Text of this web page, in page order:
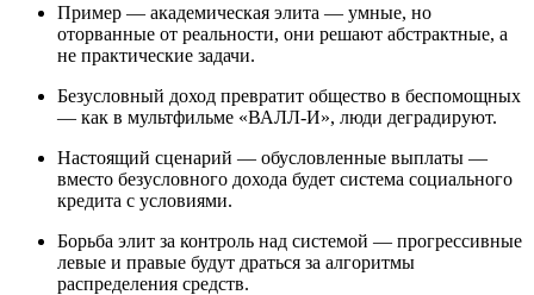
Пример — академическая элита — умные, но
оторванные от реальности, они решают абстрактные, а
не практические задачи.
Безусловный доход превратит общество в беспомощных
— как в мультфильме «ВАЛЛ-И», люди деградируют.
Настоящий сценарий — обусловленные выплаты —
вместо безусловного дохода будет система социального
кредита с условиями.
Борьба элит за контроль над системой — прогрессивные
левые и правые будут драться за алгоритмы
распределения средств.